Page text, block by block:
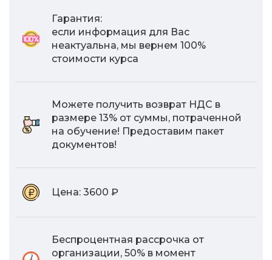
Гарантия:
если информация для Вас
неактуальна, мы вернем 100%
стоимости курса
Можете получить возврат НДС в
размере 13% от суммы, потраченной
на обучение! Предоставим пакет
документов!
Цена: 3600 ₽
Беспроцентная рассрочка от
организации, 50% в момент